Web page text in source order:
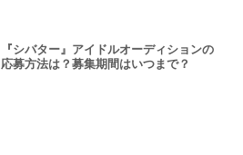
『シバター』アイドルオーディションの
応募方法は？募集期間はいつまで？